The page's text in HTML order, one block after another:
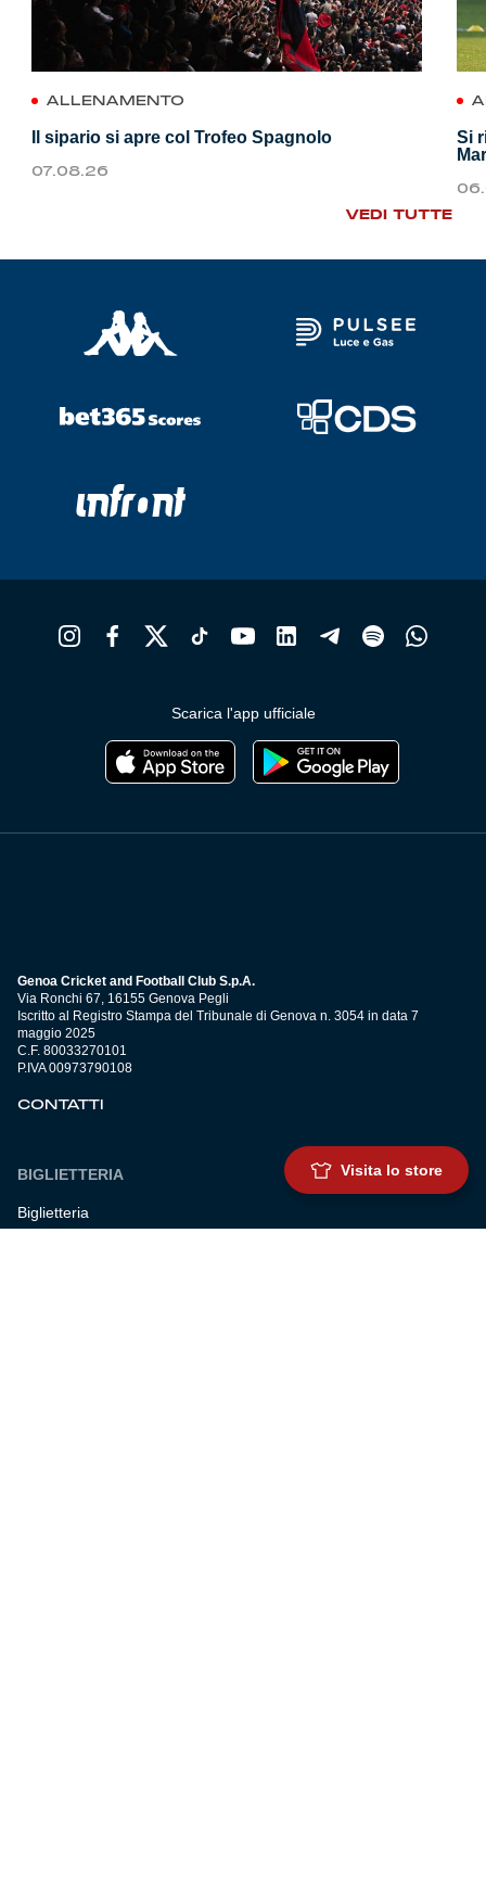
ALLENAMENTO
Il sipario si apre col Trofeo Spagnolo
07.08.26
Si
VEDI TUTTE
Scarica l'app ufficiale
Genoa Cricket and Football Club S.p.A.
Via Ronchi 67, 16155 Genova Pegli
Iscritto al Registro Stampa del Tribunale di Genova n. 3054 in data 7
maggio 2025
C.F. 80033270101
P.IVA 00973790108
CONTATTI
BIGLIETTERIA
Biglietteria
Visita lo store